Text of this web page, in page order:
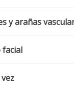
y arañas
facial